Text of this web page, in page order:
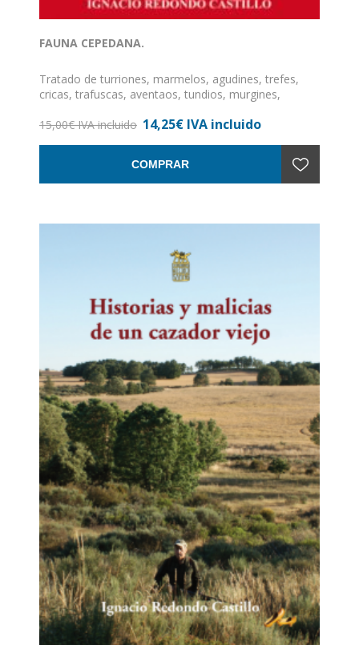
FAUNA CEPEDANA.
Tratado de turriones, marmelos, agudines, trefes,
cricas, trafuscas, aventaos, tundios, murgines,
Nº de páginas: 216
Encuadernación: Rústica con solapas
15,00€ IVA incluido 14,25€ IVA incluido
COMPRAR